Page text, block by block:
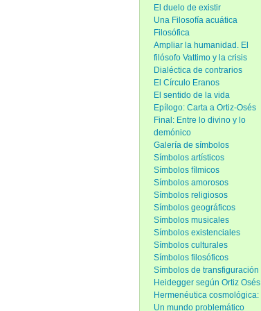
El duelo de existir
Una Filosofía acuática
Filosófica
Ampliar la humanidad. El
filósofo Vattimo y la crisis
Dialéctica de contrarios
El Círculo Eranos
El sentido de la vida
Epílogo: Carta a Ortiz-Osés
Final: Entre lo divino y lo
demónico
Galería de símbolos
Símbolos artísticos
Símbolos fílmicos
Símbolos amorosos
Símbolos religiosos
Símbolos geográficos
Símbolos musicales
Símbolos existenciales
Símbolos culturales
Símbolos filosóficos
Símbolos de transfiguración
Heidegger según Ortiz Osés
Hermenéutica cosmológica:
Un mundo problemático